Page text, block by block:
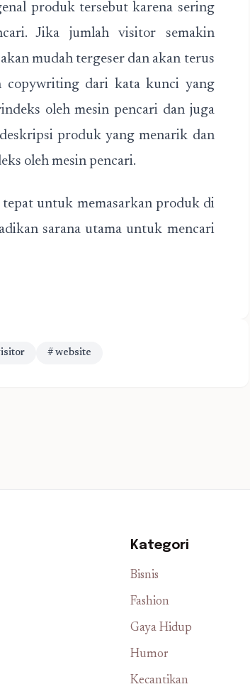
produk tersebut karena sering
Jika jumlah visitor semakin
mudah tergeser dan akan terus
copywriting dari kata kunci yang
oleh mesin pencari dan juga
produk yang menarik dan
oleh mesin pencari.
untuk memasarkan produk di
sarana utama untuk mencari
# website
Kategori
Bisnis
Fashion
Gaya Hidup
Humor
Kecantikan